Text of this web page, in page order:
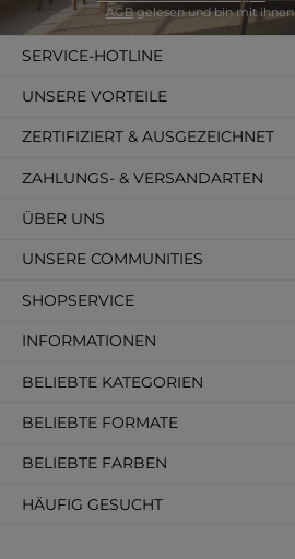
AGBgelesen und bin mit ihnen
SERVICE-HOTLINE
SHOPSERVICE
INFORMATIONEN
BELIEBTE KATEGORIEN
BELIEBTE FORMATE
BELIEBTE FARBEN
HÄUFIG GESUCHT
ZAHLUNGS- & VERSANDARTEN
ÜBER UNS
ZERTIFIZIERT & AUSGEZEICHNET
UNSERE VORTEILE
UNSERE COMMUNITIES